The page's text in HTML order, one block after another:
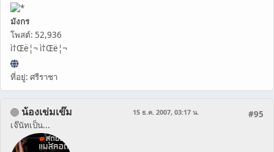
มังกร
โพสต์: 52,936
ì†Œë¦¬ ì†Œë¦¬
ที่อยู่: ศรีราชา
น้องเข่มเข๊ม
เจ๊นัทเป็น...
#95
15 ธ.ค. 2007, 03:17 น.